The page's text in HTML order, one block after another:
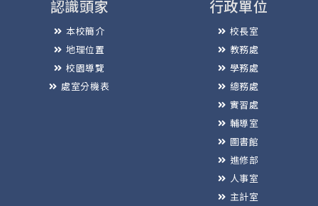
認識頭家
本校簡介
地理位置
校園導覽
處室分機表
行政單位
校長室
教務處
學務處
總務處
實習處
輔導室
圖書館
進修部
人事室
主計室